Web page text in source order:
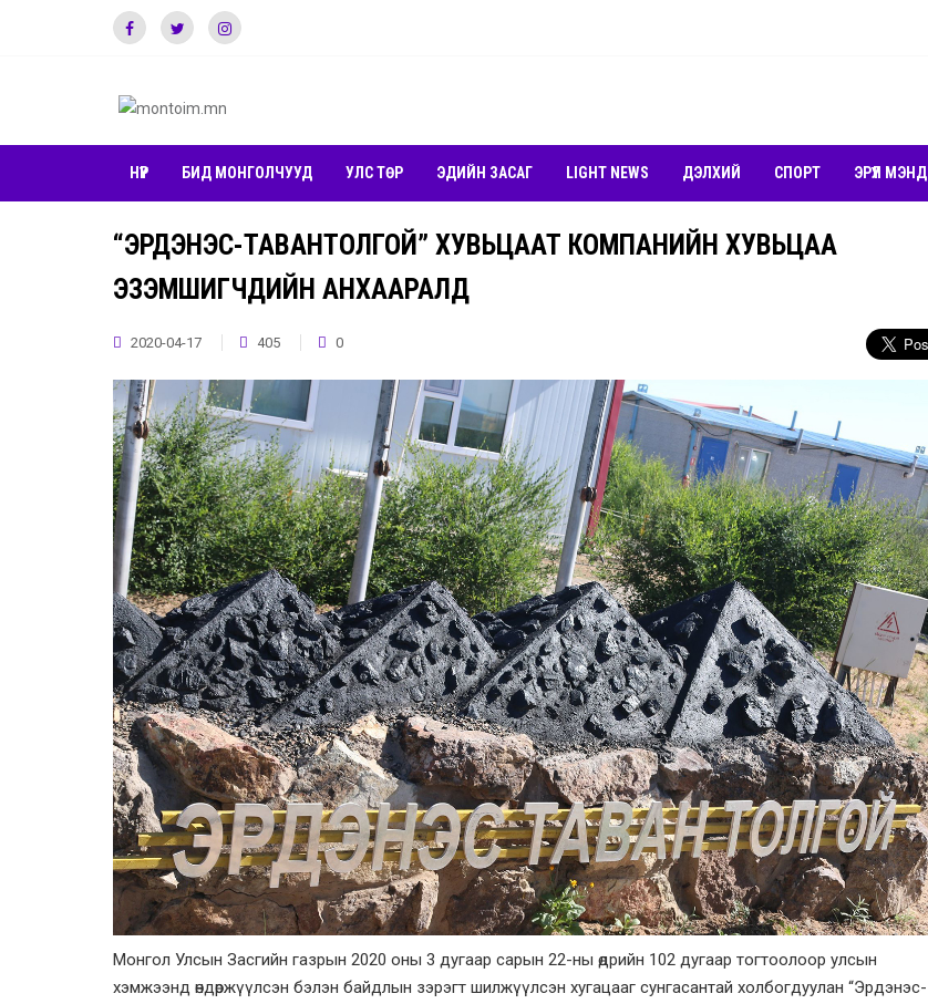
НҮҮР БИД МОНГОЛЧУУД УЛС ТӨР ЭДИЙН ЗАСАГ LIGHT NEWS ДЭЛХИЙ СПОРТ ЭРҮҮЛ МЭНД
“ЭРДЭНЭС-ТАВАНТОЛГОЙ” ХУВЬЦААТ КОМПАНИЙН ХУВЬЦАА
ЭЗЭМШИГЧДИЙН АНХААРАЛД
2020-04-17 405 0
Монгол Улсын Засгийн газрын 2020 оны 3 дугаар сарын 22-ны өдрийн 102 дугаар тогтоолоор улсын
хэмжээнд өндөржүүлсэн бэлэн байдлын зэрэгт шилжүүлсэн хугацааг сунгасантай холбогдуулан “Эрдэнэс-